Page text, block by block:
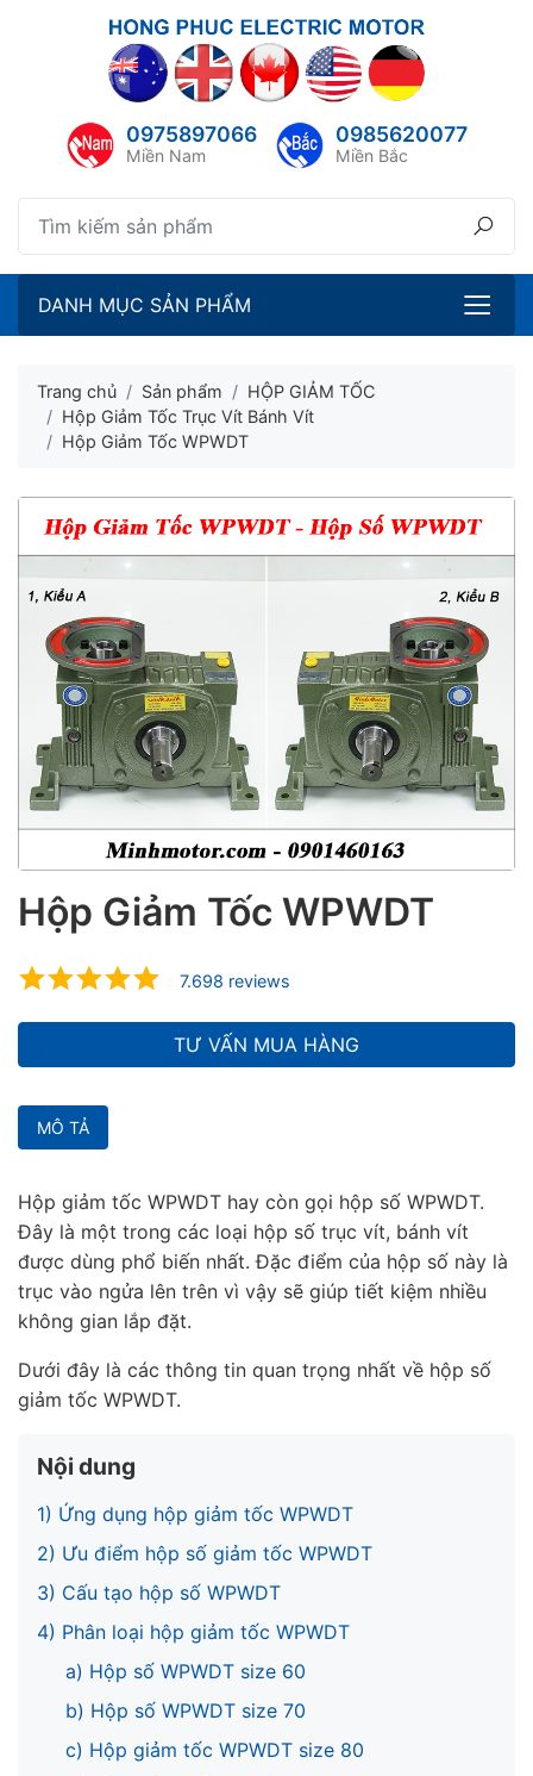
0975897066
Miền Nam
0985620077
Miền Bắc
DANH MỤC SẢN PHẨM
Trang chủ Sản phẩm
HỘP GIẢM TỐC
Hộp Giảm Tốc Trục Vít Bánh Vít
Hộp Giảm Tốc WPWDT
Hộp Giảm Tốc WPWDT
7.698 reviews
TƯ VẤN MUA HÀNG
MÔ TẢ
Hộp giảm tốc WPWDT hay còn gọi hộp số WPWDT.
Đây là một trong các loại hộp số trục vít, bánh vít
được dùng phổ biến nhất. Đặc điểm của hộp số này là
trục vào ngửa lên trên vì vậy sẽ giúp tiết kiệm nhiều
không gian lắp đặt.
Dưới đây là các thông tin quan trọng nhất về hộp số
giảm tốc WPWDT.
Nội dung
1) Ứng dụng hộp giảm tốc WPWDT
2) Ưu điểm hộp số giảm tốc WPWDT
3) Cấu tạo hộp số WPWDT
4) Phân loại hộp giảm tốc WPWDT
a) Hộp số WPWDT size 60
b) Hộp số WPWDT size 70
c) Hộp giảm tốc WPWDT size 80